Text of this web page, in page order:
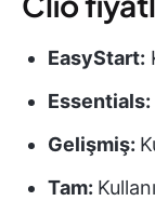
EasyStart:
Essentials:
Gelişmiş:
Tam: